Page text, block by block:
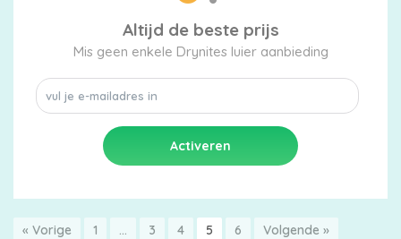
Altijd de beste prijs
Mis geen enkele Drynites luier aanbieding
« Vorige 1 … 3 4 5 6 Volgende »